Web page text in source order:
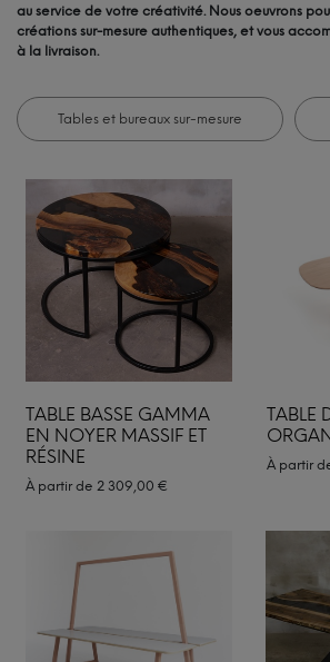
au service de votre créativité. Nous oeuvrons
créations sur-mesure authentiques, et vous
à la livraison.
Tables et bureaux sur-mesure
TABLE BASSE GAMMA
EN NOYER MASSIF ET
RÉSINE
À partir de 2 309,00 €
TABLE
À partir